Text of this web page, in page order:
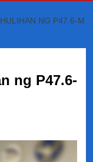
NG P47.6-M
ng P47.6-